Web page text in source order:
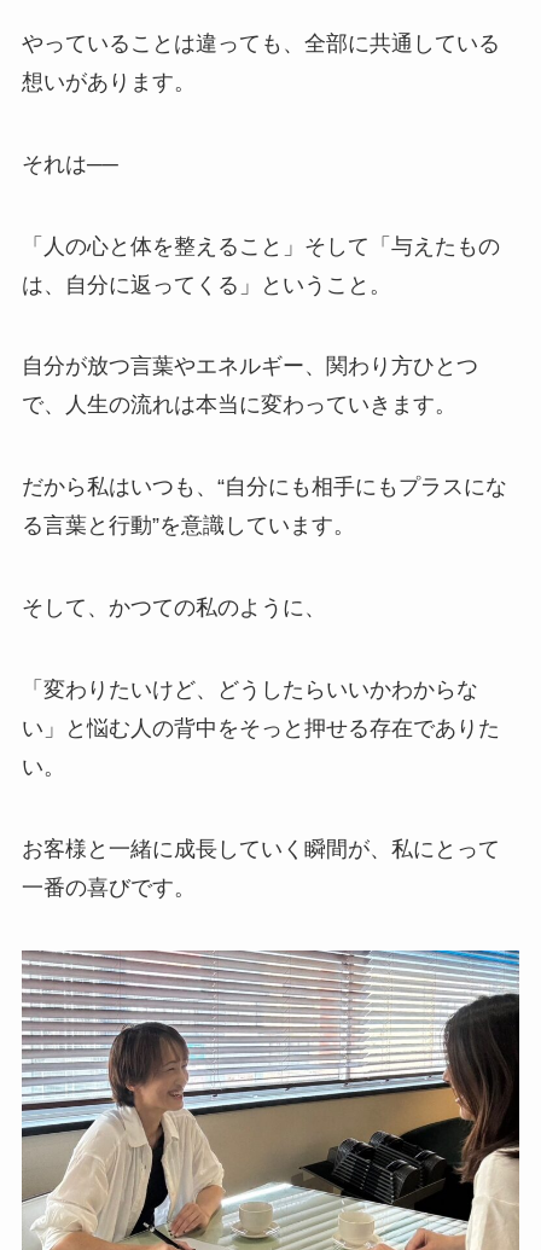
やっていることは違っても、全部に共通している
想いがあります。
それは──
「人の心と体を整えること」そして「与えたもの
は、自分に返ってくる」ということ。
自分が放つ言葉やエネルギー、関わり方ひとつ
で、人生の流れは本当に変わっていきます。
だから私はいつも、“自分にも相手にもプラスにな
る言葉と行動”を意識しています。
そして、かつての私のように、
「変わりたいけど、どうしたらいいかわからな
い」と悩む人の背中をそっと押せる存在でありた
い。
お客様と一緒に成長していく瞬間が、私にとって
一番の喜びです。